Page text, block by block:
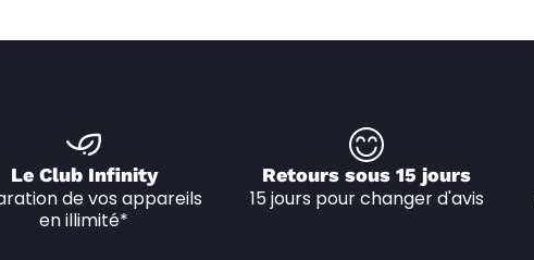
Le Club Infinity
de vos appareils
en illimité*
Retours sous 15 jours
15 jours pour changer d'avis